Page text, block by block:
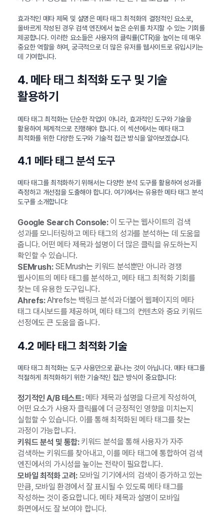
효과적인 메타 제목 및 설명은 메타 태그 최적화의 결정적인 요소로,
올바르게 작성된 경우 검색 엔진에서 높은 순위를 차지할 수 있는 기회를
제공합니다. 이러한 요소들은 사용자의 클릭률(CTR)을 높이는 데 매우
중요한 역할을 하며, 궁극적으로 더 많은 유저를 웹사이트로 유입시키는
데 기여합니다.
4. 메타 태그 최적화 도구 및 기술
활용하기
메타 태그 최적화는 단순한 작업이 아니라, 효과적인 도구와 기술을
활용하여 체계적으로 진행해야 합니다. 이 섹션에서는 메타 태그
최적화를 위한 다양한 도구와 기술적 접근 방식을 알아보겠습니다.
4.1 메타 태그 분석 도구
메타 태그를 최적화하기 위해서는 다양한 분석 도구를 활용하여 성과를
측정하고 개선점을 도출해야 합니다. 여기에서는 유용한 메타 태그 분석
도구를 소개합니다:
Google Search Console:이 도구는 웹사이트의 검색
성과를 모니터링하고 메타 태그의 성과를 분석하는 데 도움을
줍니다. 어떤 메타 제목과 설명이 더 많은 클릭을 유도하는지
확인할 수 있습니다.
SEMrush:SEMrush는 키워드 분석뿐만 아니라 경쟁
웹사이트의 메타 태그를 분석하고, 메타 태그 최적화 기회를
찾는 데 유용한 도구입니다.
Ahrefs:Ahrefs는 백링크 분석과 더불어 웹페이지의 메타
태그 대시보드를 제공하며, 메타 태그의 컨텐츠와 중요 키워드
선정에도 큰 도움을 줍니다.
4.2 메타 태그 최적화 기술
메타 태그 최적화는 도구 사용만으로 끝나는 것이 아닙니다. 메타 태그를
적절하게 최적화하기 위한 기술적인 접근 방식이 중요합니다:
정기적인 A/B 테스트:메타 제목과 설명을 다르게 작성하여,
어떤 요소가 사용자 클릭률에 더 긍정적인 영향을 미치는지
실험할 수 있습니다. 이를 통해 최적화된 메타 태그를 찾는
과정이 가능합니다.
키워드 분석 및 통합:키워드 분석을 통해 사용자가 자주
검색하는 키워드를 찾아내고, 이를 메타 태그에 통합하여 검색
엔진에서의 가시성을 높이는 전략이 필요합니다.
모바일 최적화 고려:모바일 기기에서의 검색이 증가하고 있는
만큼, 모바일 환경에서 잘 표시될 수 있도록 메타 태그를
작성하는 것이 중요합니다. 메타 제목과 설명이 모바일
화면에서도 잘 보여야 합니다.